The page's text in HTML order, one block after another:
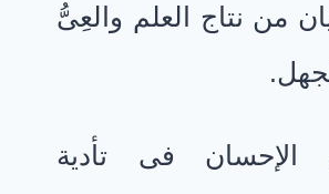
من نتاج العلم والعِىُّ
الإحسان فى تأدية